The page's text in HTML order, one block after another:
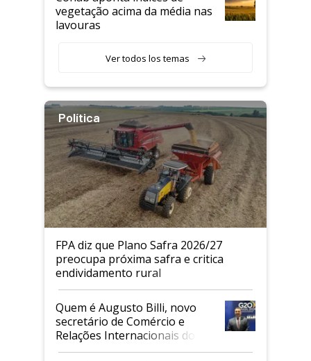
vegetação acima da média nas
lavouras
Ver todos los temas
Política
FPA diz que Plano Safra 2026/27
preocupa próxima safra e critica
endividamento rural
Quem é Augusto Billi, novo
secretário de Comércio e
Relações Internacionais do
Mapa